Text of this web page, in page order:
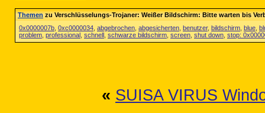
Themenzu Verschlüsselungs-Trojaner: Weißer Bildschirm: Bitte warten bis
0x0000007b 0xc0000034 abgebrochen abgesicherten benutzer, bildschirm blue
problem professional schnell schwarze bildschirm screen shut down stop:
« SUISA VIRUS